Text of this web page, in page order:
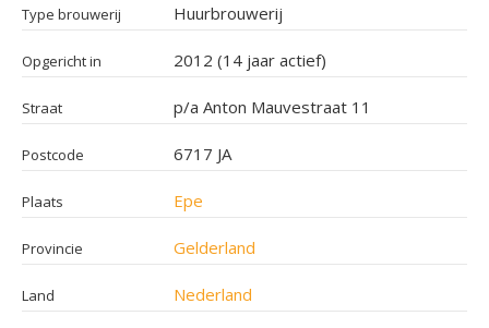
Type brouwerij Huurbrouwerij
Opgericht in 2012 (14 jaar actief)
Straat p/a Anton Mauvestraat 11
Postcode 6717 JA
Plaats Epe
Provincie Gelderland
Land Nederland